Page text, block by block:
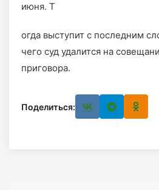
июня. Т
огда выступит с последним
чего суд удалится на
приговора.
Поделиться: